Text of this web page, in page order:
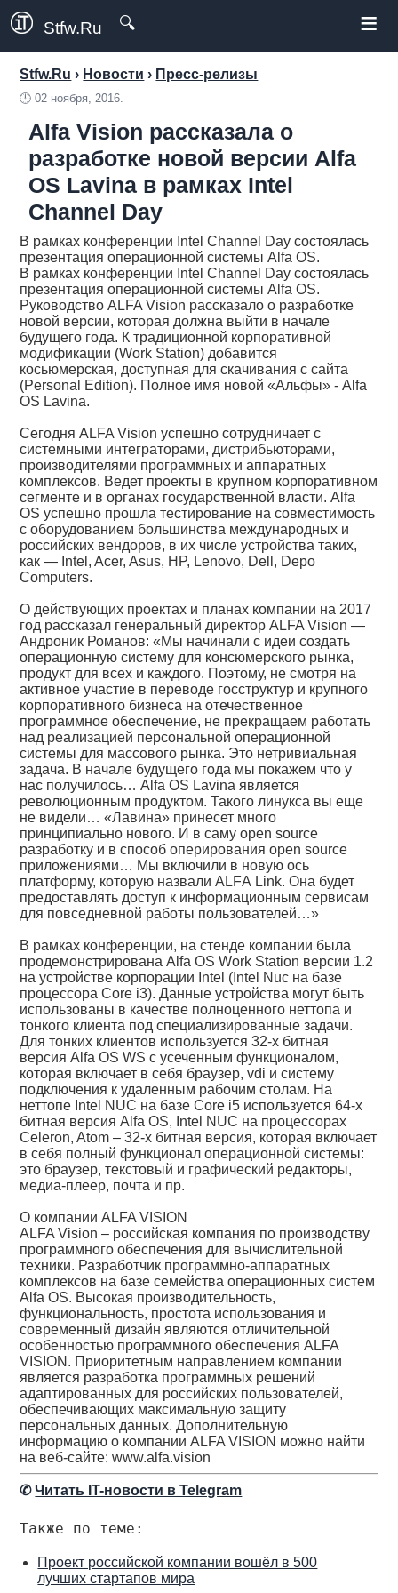
Stfw.Ru 🔍 ≡
Stfw.Ru › Новости › Пресс-релизы
🕛02 ноября, 2016.
Alfa Vision рассказала о
разработке новой версии Alfa
OS Lavina в рамках Intel
Channel Day
В рамках конференции Intel Channel Day состоялась
презентация операционной системы Alfa OS.
В рамках конференции Intel Channel Day состоялась
презентация операционной системы Alfa OS.
Руководство ALFA Vision рассказало о разработке
новой версии, которая должна выйти в начале
будущего года. К традиционной корпоративной
модификации (Work Station) добавится
косьюмерская, доступная для скачивания с сайта
(Personal Edition). Полное имя новой «Альфы» - Alfa
OS Lavina.
Сегодня ALFA Vision успешно сотрудничает с
системными интеграторами, дистрибьюторами,
производителями программных и аппаратных
комплексов. Ведет проекты в крупном корпоративном
сегменте и в органах государственной власти. Alfa
OS успешно прошла тестирование на совместимость
с оборудованием большинства международных и
российских вендоров, в их числе устройства таких,
как — Intel, Acer, Asus, HP, Lenovo, Dell, Depo
Computers.
О действующих проектах и планах компании на 2017
год рассказал генеральный директор ALFA Vision —
Андроник Романов: «Мы начинали с идеи создать
операционную систему для консюмерского рынка,
продукт для всех и каждого. Поэтому, не смотря на
активное участие в переводе госструктур и крупного
корпоративного бизнеса на отечественное
программное обеспечение, не прекращаем работать
над реализацией персональной операционной
системы для массового рынка. Это нетривиальная
задача. В начале будущего года мы покажем что у
нас получилось… Alfa OS Lavina является
революционным продуктом. Такого линукса вы еще
не видели… «Лавина» принесет много
принципиально нового. И в саму open source
разработку и в способ оперирования open source
приложениями… Мы включили в новую ось
платформу, которую назвали ALFА Link. Она будет
предоставлять доступ к информационным сервисам
для повседневной работы пользователей…»
В рамках конференции, на стенде компании была
продемонстрирована Alfa OS Work Station версии 1.2
на устройстве корпорации Intel (Intel Nuc на базе
процессора Core i3). Данные устройства могут быть
использованы в качестве полноценного неттопа и
тонкого клиента под специализированные задачи.
Для тонких клиентов используется 32-х битная
версия Alfa OS WS c усеченным функционалом,
которая включает в себя браузер, vdi и систему
подключения к удаленным рабочим столам. На
неттопе Intel NUC на базе Core i5 используется 64-х
битная версия Alfa OS, Intel NUC на процессорах
Celeron, Atom – 32-х битная версия, которая включает
в себя полный функционал операционной системы:
это браузер, текстовый и графический редакторы,
медиа-плеер, почта и пр.
О компании ALFA VISION
ALFA Vision – российская компания по производству
программного обеспечения для вычислительной
техники. Разработчик программно-аппаратных
комплексов на базе семейства операционных систем
Alfa OS. Высокая производительность,
функциональность, простота использования и
современный дизайн являются отличительной
особенностью программного обеспечения АLFA
VISION. Приоритетным направлением компании
является разработка программных решений
адаптированных для российских пользователей,
обеспечивающих максимальную защиту
персональных данных. Дополнительную
информацию о компании ALFA VISION можно найти
на веб-сайте: www.alfa.vision
✆Читать IT-новости в Telegram
Также по теме:
Проект российской компании вошёл в 500
лучших стартапов мира